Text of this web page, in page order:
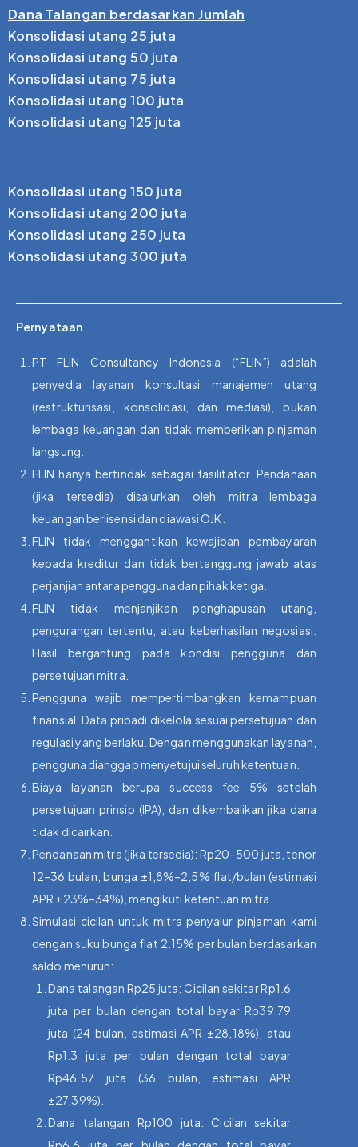
Dana Talangan berdasarkan Jumlah
Konsolidasi utang 25 juta
Konsolidasi utang 50 juta
Konsolidasi utang 75 juta
Konsolidasi utang 100 juta
Konsolidasi utang 125 juta
Konsolidasi utang 150 juta
Konsolidasi utang 200 juta
Konsolidasi utang 250 juta
Konsolidasi utang 300 juta
Pernyataan
PT FLIN Consultancy Indonesia (“FLIN”) adalah
penyedia layanan konsultasi manajemen utang
(restrukturisasi, konsolidasi, dan mediasi), bukan
lembaga keuangan dan tidak memberikan pinjaman
langsung.
FLIN hanya bertindak sebagai fasilitator. Pendanaan
(jika tersedia) disalurkan oleh mitra lembaga
keuangan berlisensi dan diawasi OJK.
FLIN tidak menggantikan kewajiban pembayaran
kepada kreditur dan tidak bertanggung jawab atas
perjanjian antara pengguna dan pihak ketiga.
FLIN tidak menjanjikan penghapusan utang,
pengurangan tertentu, atau keberhasilan negosiasi.
Hasil bergantung pada kondisi pengguna dan
persetujuan mitra.
Pengguna wajib mempertimbangkan kemampuan
finansial. Data pribadi dikelola sesuai persetujuan dan
regulasi yang berlaku. Dengan menggunakan layanan,
pengguna dianggap menyetujui seluruh ketentuan.
Biaya layanan berupa success fee 5% setelah
persetujuan prinsip (IPA), dan dikembalikan jika dana
tidak dicairkan.
Pendanaan mitra (jika tersedia): Rp20–500 juta, tenor
12–36 bulan, bunga ±1,8%–2,5% flat/bulan (estimasi
APR ±23%–34%), mengikuti ketentuan mitra.
Simulasi cicilan untuk mitra penyalur pinjaman kami
dengan suku bunga flat 2.15% per bulan berdasarkan
saldo menurun:
Dana talangan Rp25 juta: Cicilan sekitar Rp1.6
juta per bulan dengan total bayar Rp39.79
juta (24 bulan, estimasi APR ±28,18%), atau
Rp1.3 juta per bulan dengan total bayar
Rp46.57 juta (36 bulan, estimasi APR
±27,39%).
Dana talangan Rp100 juta: Cicilan sekitar